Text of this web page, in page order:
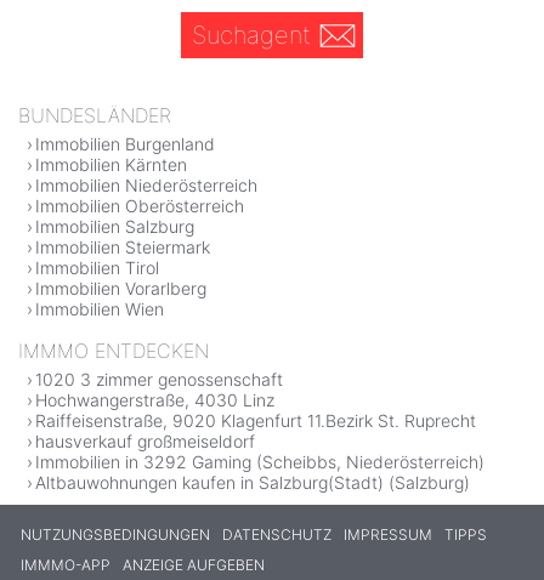
Suchagent
BUNDESLÄNDER
Immobilien Burgenland
Immobilien Kärnten
Immobilien Niederösterreich
Immobilien Oberösterreich
Immobilien Salzburg
Immobilien Steiermark
Immobilien Tirol
Immobilien Vorarlberg
Immobilien Wien
IMMMO ENTDECKEN
1020 3 zimmer genossenschaft
Hochwangerstraße, 4030 Linz
Raiffeisenstraße, 9020 Klagenfurt 11.Bezirk St. Ruprecht
hausverkauf großmeiseldorf
Immobilien in 3292 Gaming (Scheibbs, Niederösterreich)
Altbauwohnungen kaufen in Salzburg(Stadt) (Salzburg)
NUTZUNGSBEDINGUNGEN DATENSCHUTZ IMPRESSUM
TIPPS
IMMMO-APP
ANZEIGE AUFGEBEN